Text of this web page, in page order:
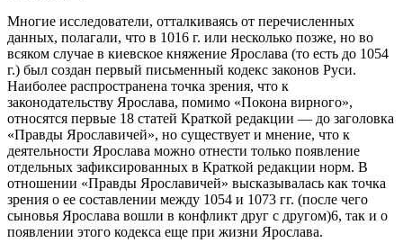
Многие исследователи, отталкиваясь от перечисленных
данных, полагали, что в 1016 г. или несколько позже, но во
всяком случае в киевское княжение Ярослава (то есть до 1054
г.) был создан первый письменный кодекс законов Руси.
Наиболее распространена точка зрения, что к
законодательству Ярослава, помимо «Покона вирного»,
относятся первые 18 статей Краткой редакции — до заголовка
«Правды Ярославичей», но существует и мнение, что к
деятельности Ярослава можно отнести только появление
отдельных зафиксированных в Краткой редакции норм. В
отношении «Правды Ярославичей» высказывалась как точка
зрения о ее составлении между 1054 и 1073 гг. (после чего
сыновья Ярослава вошли в конфликт друг с другом)6, так и о
появлении этого кодекса еще при жизни Ярослава.